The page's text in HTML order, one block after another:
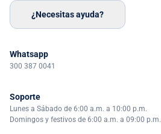
¿Necesitas ayuda?
Whatsapp
300 387 0041
Soporte
Lunes a Sábado de 6:00 a.m. a 10:00 p.m.
Domingos y festivos de 6:00 a.m. a 09:00 p.m.